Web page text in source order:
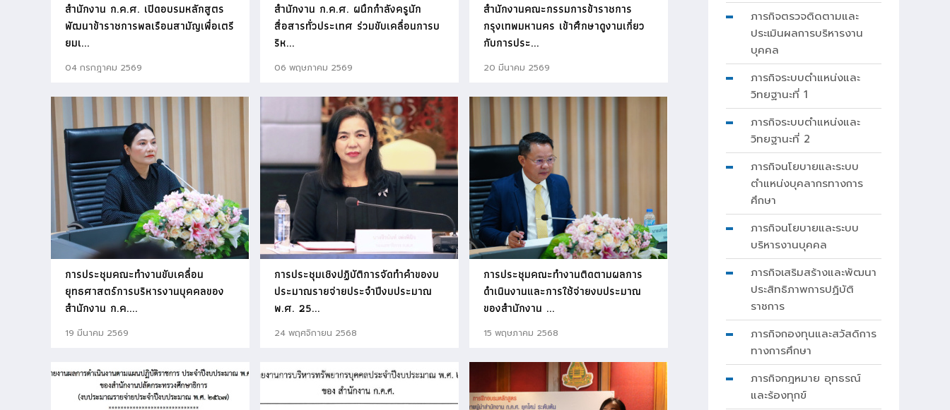
สำนักงาน ก.ค.ศ. เปิดอบรมหลักสูตร
พัฒนาข้าราชการพลเรือนสามัญเพื่อเตรี
ยมเ...
04 กรกฎาคม 2569
สำนักงาน ก.ค.ศ. ผนึกกำลังครูนัก
สื่อสารทั่วประเทศ ร่วมขับเคลื่อนการบ
ริห...
06 พฤษภาคม 2569
สำนักงานคณะกรรมการข้าราชการ
กรุงเทพมหานคร เข้าศึกษาดูงานเกี่ยว
กับการประ...
20 มีนาคม 2569
การประชุมคณะทำงานขับเคลื่อน
ยุทธศาสตร์การบริหารงานบุคคลของ
สำนักงาน ก.ค....
19 มีนาคม 2569
การประชุมเชิงปฏิบัติการจัดทำคำของบ
ประมาณรายจ่ายประจำปีงบประมาณ
พ.ศ. 25...
24 พฤศจิกายน 2568
การประชุมคณะทำงานติดตามผลการ
ดำเนินงานและการใช้จ่ายงบประมาณ
ของสำนักงาน ...
15 พฤษภาคม 2568
ภารกิจตรวจติดตามและ
ประเมินผลการบริหารงาน
บุคคล
ภารกิจระบบตำแหน่งและ
วิทยฐานะที่ 1
ภารกิจระบบตำแหน่งและ
วิทยฐานะที่ 2
ภารกิจนโยบายและระบบ
ตำแหน่งบุคลากรทางการ
ศึกษา
ภารกิจนโยบายและระบบ
บริหารงานบุคคล
ภารกิจเสริมสร้างและพัฒนา
ประสิทธิภาพการปฏิบัติ
ราชการ
ภารกิจกองทุนและสวัสดิการ
ทางการศึกษา
ภารกิจกฎหมาย อุทธรณ์
และร้องทุกข์